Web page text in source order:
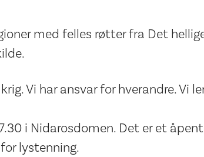
med felles røtter fra Det
Vi har ansvar for hverandre. Vi
i Nidarosdomen. Det er et
lystenning.